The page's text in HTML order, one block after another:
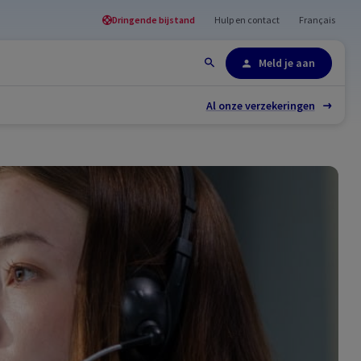
Dringende bijstand Hulp en contact Français
Meld je aan
Al onze verzekeringen